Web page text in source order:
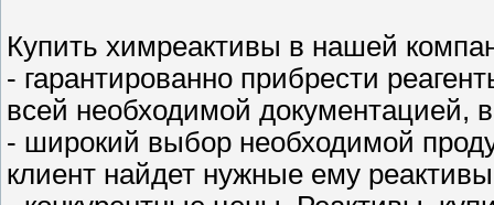
Купить химреактивы в нашей
- гарантированно прибрести
всей необходимой документацией,
- широкий выбор необходимой
клиент найдет нужные ему